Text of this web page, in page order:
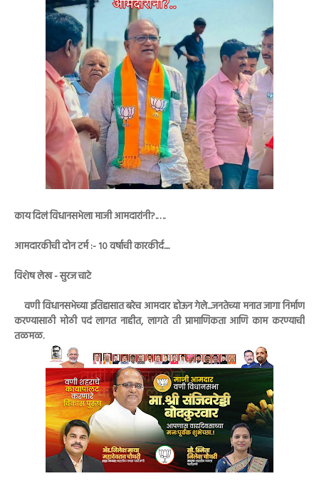
काय दिलं विधानसभेला माजी आमदारांनी?.….
आमदारकीची दोन टर्म :- १० वर्षाची कारकीर्द....
विशेष लेख - सुरज चाटे
वणी विधानसभेच्या इतिहासात बरेच आमदार होऊन गेले...जनतेच्या मनात जागा निर्माण
करण्यासाठी मोठी पदं लागत नाहीत, लागते ती प्रामाणिकता आणि काम करण्याची
तळमळ.